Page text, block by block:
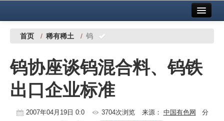
中国有色金属报社主办 广告服务
铜镍铅锌
铝
稀有稀土
首页 / 稀有稀土 / 钨
钨协座谈钨混合料、钨铁
出口企业标准
2007年04月19日 0:0 3704次浏览 来源： 中国有色网 分